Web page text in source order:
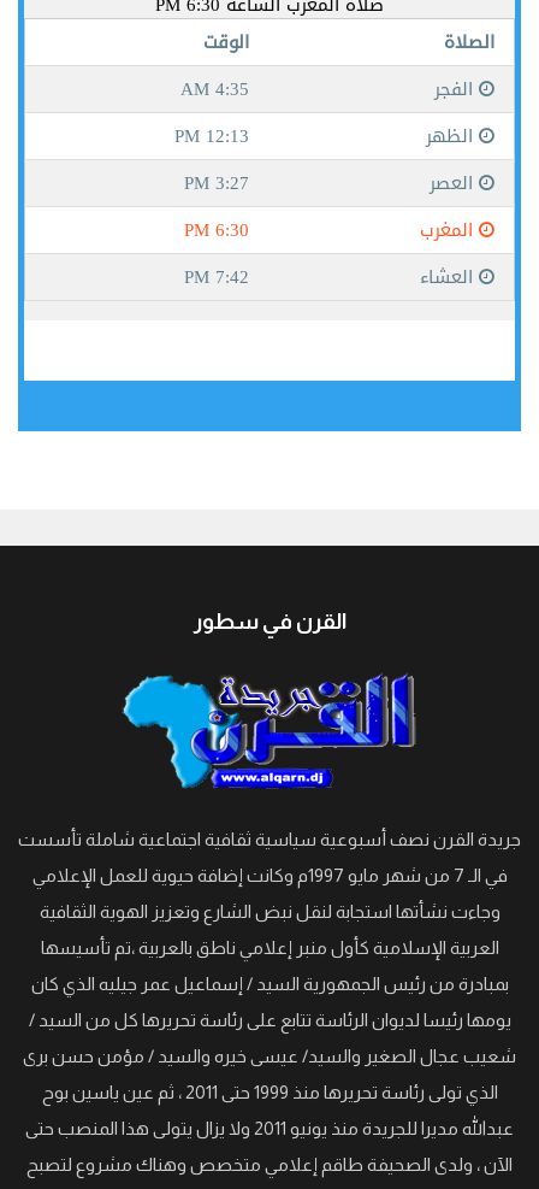
القرن في سطور
جريدة القرن نصف أسبوعية سياسية ثقافية اجتماعية شاملة تأسست
في الـ 7 من شهر مايو 1997م وكانت إضافة حيوية للعمل الإعلامي
وجاءت نشأتها استجابة لنقل نبض الشارع وتعزيز الهوية الثقافية
العربية الإسلامية كأول منبر إعلامي ناطق بالعربية ،تم تأسيسها
بمبادرة من رئيس الجمهورية السيد / إسماعيل عمر جيليه الذي كان
يومها رئيسا لديوان الرئاسة تتابع على رئاسة تحريرها كل من السيد /
شعيب عجال الصغير والسيد/ عيسى خيره والسيد / مؤمن حسن برى
الذي تولى رئاسة تحريرها منذ 1999 حتى 2011 ، ثم عين ياسين بوح
عبدالله مديرا للجريدة منذ يونيو 2011 ولا يزال يتولى هذا المنصب حتى
الآن ، ولدى الصحيفة طاقم إعلامي متخصص وهناك مشروع لتصبح